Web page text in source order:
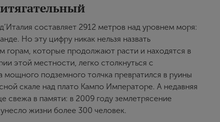
составляет 2912 метров над уровнем моря:
Но эту цифру никак нельзя назвать
горам, которые продолжают расти и находятся в
этой местности, легко столкнуться с
подземного толчка превратился в руины
скале над плато Кампо Императоре. А недавняя
свежа в памяти: в 2009 году землетрясение
жизни более 300 человек.